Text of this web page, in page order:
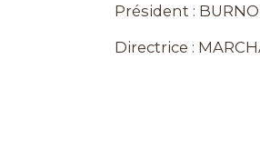
Président :
Directrice :